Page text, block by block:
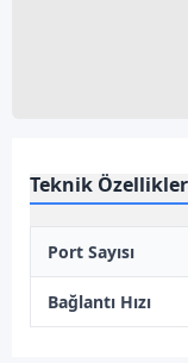
Teknik Özellikler
Port Sayısı
Bağlantı Hızı